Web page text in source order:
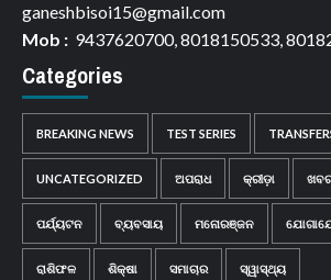
ganeshbisoi15@gmail.com
Mob : 9437620700, 8018150533,
Categories
BREAKING NEWS TEST SERIES
UNCATEGORIZED ଅପରାଧ କ୍ରୀଡ଼ା
ପର୍ଯ୍ୟଟନ ବ୍ୟବସାୟ ମନୋରଞ୍ଜନ
ରାଶିଫଳ ଶିକ୍ଷା ସମାଚାର ସ୍ୱାସ୍ଥ୍ୟ